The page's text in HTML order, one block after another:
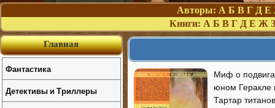
Авторы: А Б В Г Д Е
Книги: А Б В Г Д Е Ж З
Миф о
юном Геракле
Тартар
Главная
Фантастика
Детективы и Триллеры